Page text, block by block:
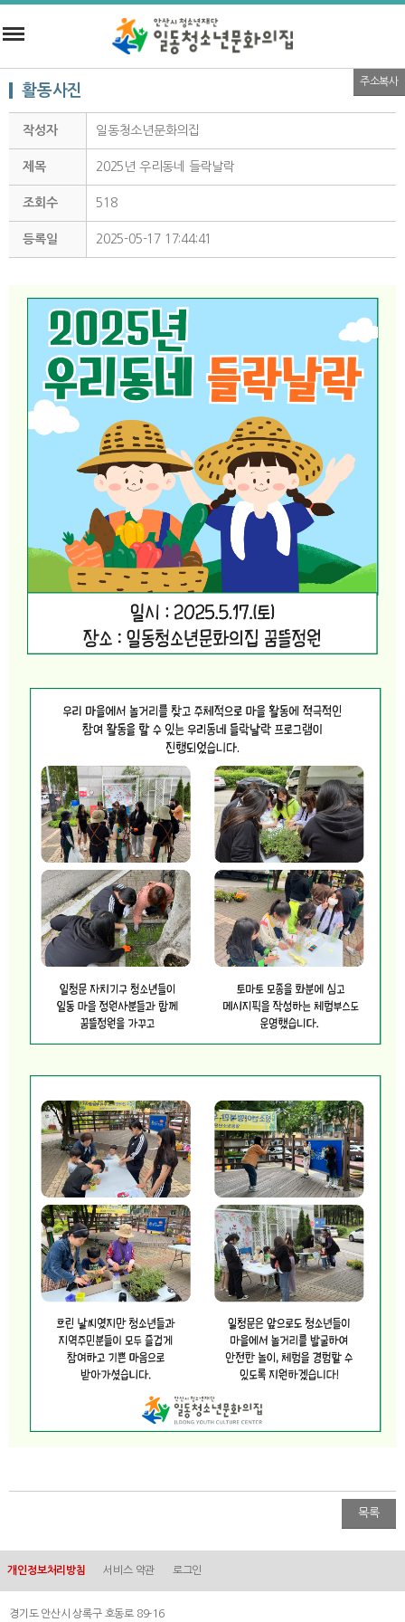
활동사진
주소복사
작성자 일동청소년문화의집
제목 2025년 우리동네 들락날락
조회수 518
등록일 2025-05-17 17:44:41
목록
개인정보처리방침 서비스 약관 로그인
경기도 안산시 상록구 호동로 89-16